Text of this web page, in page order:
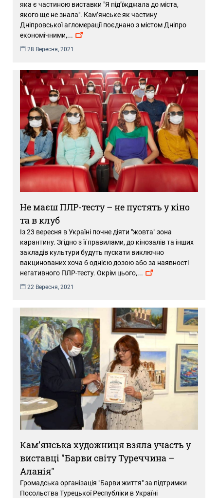
яка є частиною виставки "Я під’їжджала до мiста,
якого ще не знала". Кам’янське як частину
Дніпровської агломерації поєднано з містом Дніпро
економічними,...
28 Вересня, 2021
Не маєш ПЛР-тесту – не пустять у кіно
та в клуб
Із 23 вересня в Україні почне діяти "жовта" зона
карантину. Згідно з її правилами, до кінозалів та інших
закладів культури будуть пускати виключно
вакцинованих хоча б однією дозою або за наявності
негативного ПЛР-тесту. Окрім цього,...
22 Вересня, 2021
Кам’янська художниця взяла участь у
виставці "Барви світу Туреччина –
Аланія"
Громадська організація "Барви життя" за підтримки
Посольства Турецької Республіки в Україні